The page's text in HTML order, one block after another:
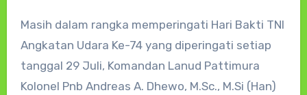
Masih dalam rangka memperingati Hari Bakti TNI
Angkatan Udara Ke-74 yang diperingati setiap
tanggal 29 Juli, Komandan Lanud Pattimura
Kolonel Pnb Andreas A. Dhewo, M.Sc., M.Si (Han)